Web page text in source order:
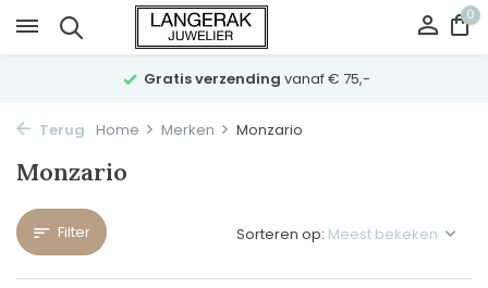
0
Gratis verzending vanaf € 75,-
Terug Home Merken Monzario
Monzario
Filter Sorteren op: